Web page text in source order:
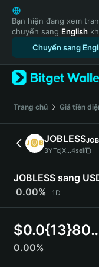
English
日本語
Tiếng Việt
Русский
Español
Türkçe
Français
Deutsch
简体中文
繁體中文
Português (Portugal)
Bahasa Indonesia
ภาษาไทย
हिन्दी
Español
Português (Brasil)
Bạn hiện đang xem
chuyển sang English
Chuyển sang
‌Trang chủ Giá tiền
JOBLESS
3YTcjX...4sei
JOBLESS sang
0.00%
1D
$0.0{13}8083
0.00%